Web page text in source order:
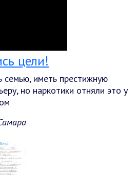
цели!
семью, иметь престижную
но наркотики отняли это у